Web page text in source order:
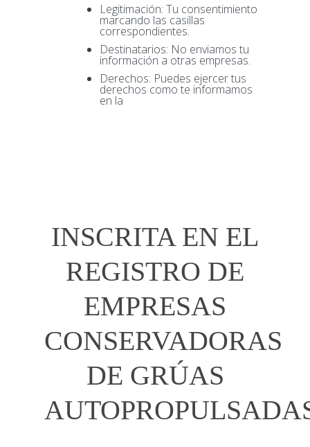
Legitimación: Tu consentimiento
marcando las casillas
correspondientes.
Destinatarios: No enviamos tu
información a otras empresas.
Derechos: Puedes ejercer tus
derechos como te informamos
en la
INSCRITA EN EL
REGISTRO DE
EMPRESAS
CONSERVADORAS
DE GRÚAS